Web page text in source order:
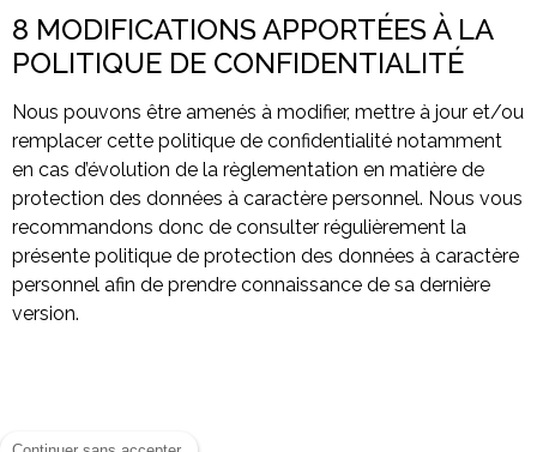
8 MODIFICATIONS APPORTÉES À LA
POLITIQUE DE CONFIDENTIALITÉ
Nous pouvons être amenés à modifier, mettre à jour et/ou
remplacer cette politique de confidentialité notamment
en cas d’évolution de la règlementation en matière de
protection des données à caractère personnel. Nous vous
recommandons donc de consulter régulièrement la
présente politique de protection des données à caractère
personnel afin de prendre connaissance de sa dernière
version.